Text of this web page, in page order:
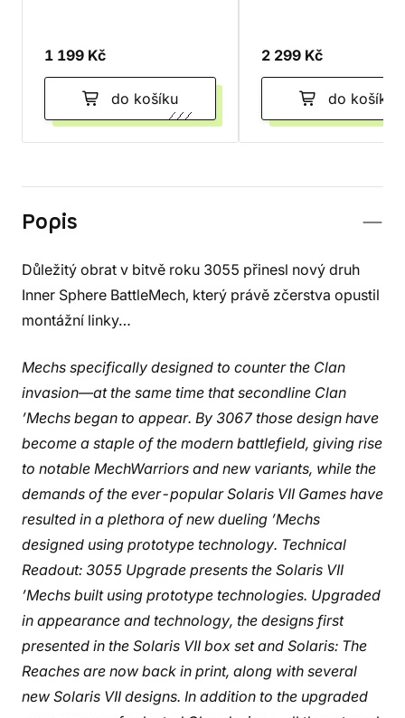
1 199 Kč
do košíku
2 299 Kč
do košíku
Popis
Důležitý obrat v bitvě roku 3055 přinesl nový druh
Inner Sphere BattleMech, který právě zčerstva opustil
montážní linky…
Mechs specifically designed to counter the Clan
invasion—at the same time that secondline Clan
’Mechs began to appear. By 3067 those design have
become a staple of the modern battlefield, giving rise
to notable MechWarriors and new variants, while the
demands of the ever-popular Solaris VII Games have
resulted in a plethora of new dueling ’Mechs
designed using prototype technology. Technical
Readout: 3055 Upgrade presents the Solaris VII
’Mechs built using prototype technologies. Upgraded
in appearance and technology, the designs first
presented in the Solaris VII box set and Solaris: The
Reaches are now back in print, along with several
new Solaris VII designs. In addition to the upgraded